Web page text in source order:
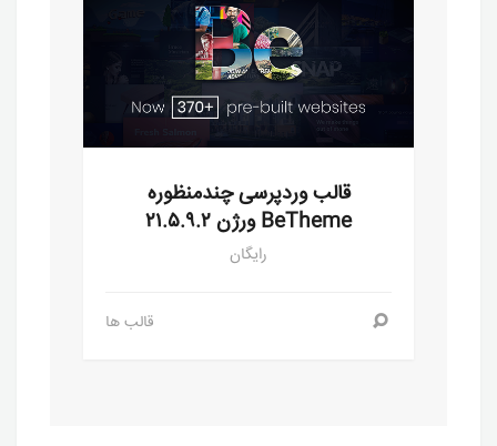
قالب وردپرسی چندمنظوره
BeTheme ورژن ۲۱.۵.۹.۲
رایگان
قالب ها